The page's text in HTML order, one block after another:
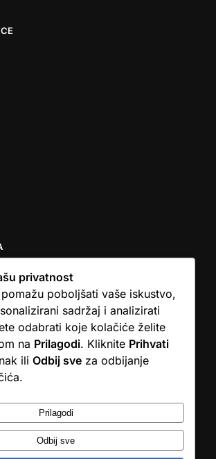
je ljudski pristup i njihova briga da
U većini web shopova nitko vas ne
narudžbu. …
d.o.o.
privatnost
poboljšati vaše iskustvo,
sadržaj i analizirati
odabrati koje kolačiće želite
na Prilagodi. Kliknite Prihvati
ili Odbij sve za odbijanje
Prilagodi
Odbij sve